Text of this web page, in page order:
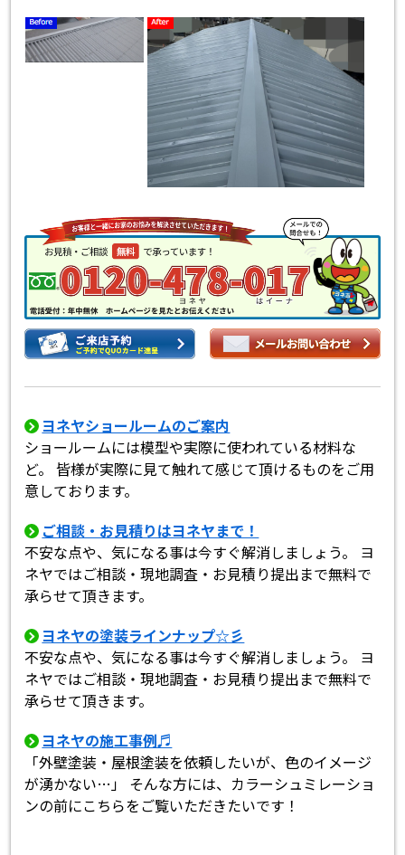
ヨネヤショールームのご案内
ショールームには模型や実際に使われている材料な
ど。 皆様が実際に見て触れて感じて頂けるものをご用
意しております。
ご相談・お見積りはヨネヤまで！
不安な点や、気になる事は今すぐ解消しましょう。 ヨ
ネヤではご相談・現地調査・お見積り提出まで無料で
承らせて頂きます。
ヨネヤの塗装ラインナップ☆彡
不安な点や、気になる事は今すぐ解消しましょう。 ヨ
ネヤではご相談・現地調査・お見積り提出まで無料で
承らせて頂きます。
ヨネヤの施工事例♬
「外壁塗装・屋根塗装を依頼したいが、色のイメージ
が湧かない…」 そんな方には、カラーシュミレーショ
ンの前にこちらをご覧いただきたいです！